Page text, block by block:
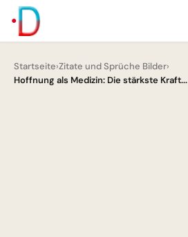
Startseite›Zitate und Sprüche Bilder›
Hoffnung als Medizin: Die stärkste Kraft...